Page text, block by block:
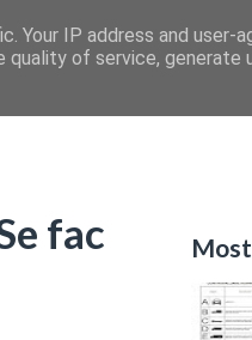
fac
Your IP address and user-
quality of service, generate